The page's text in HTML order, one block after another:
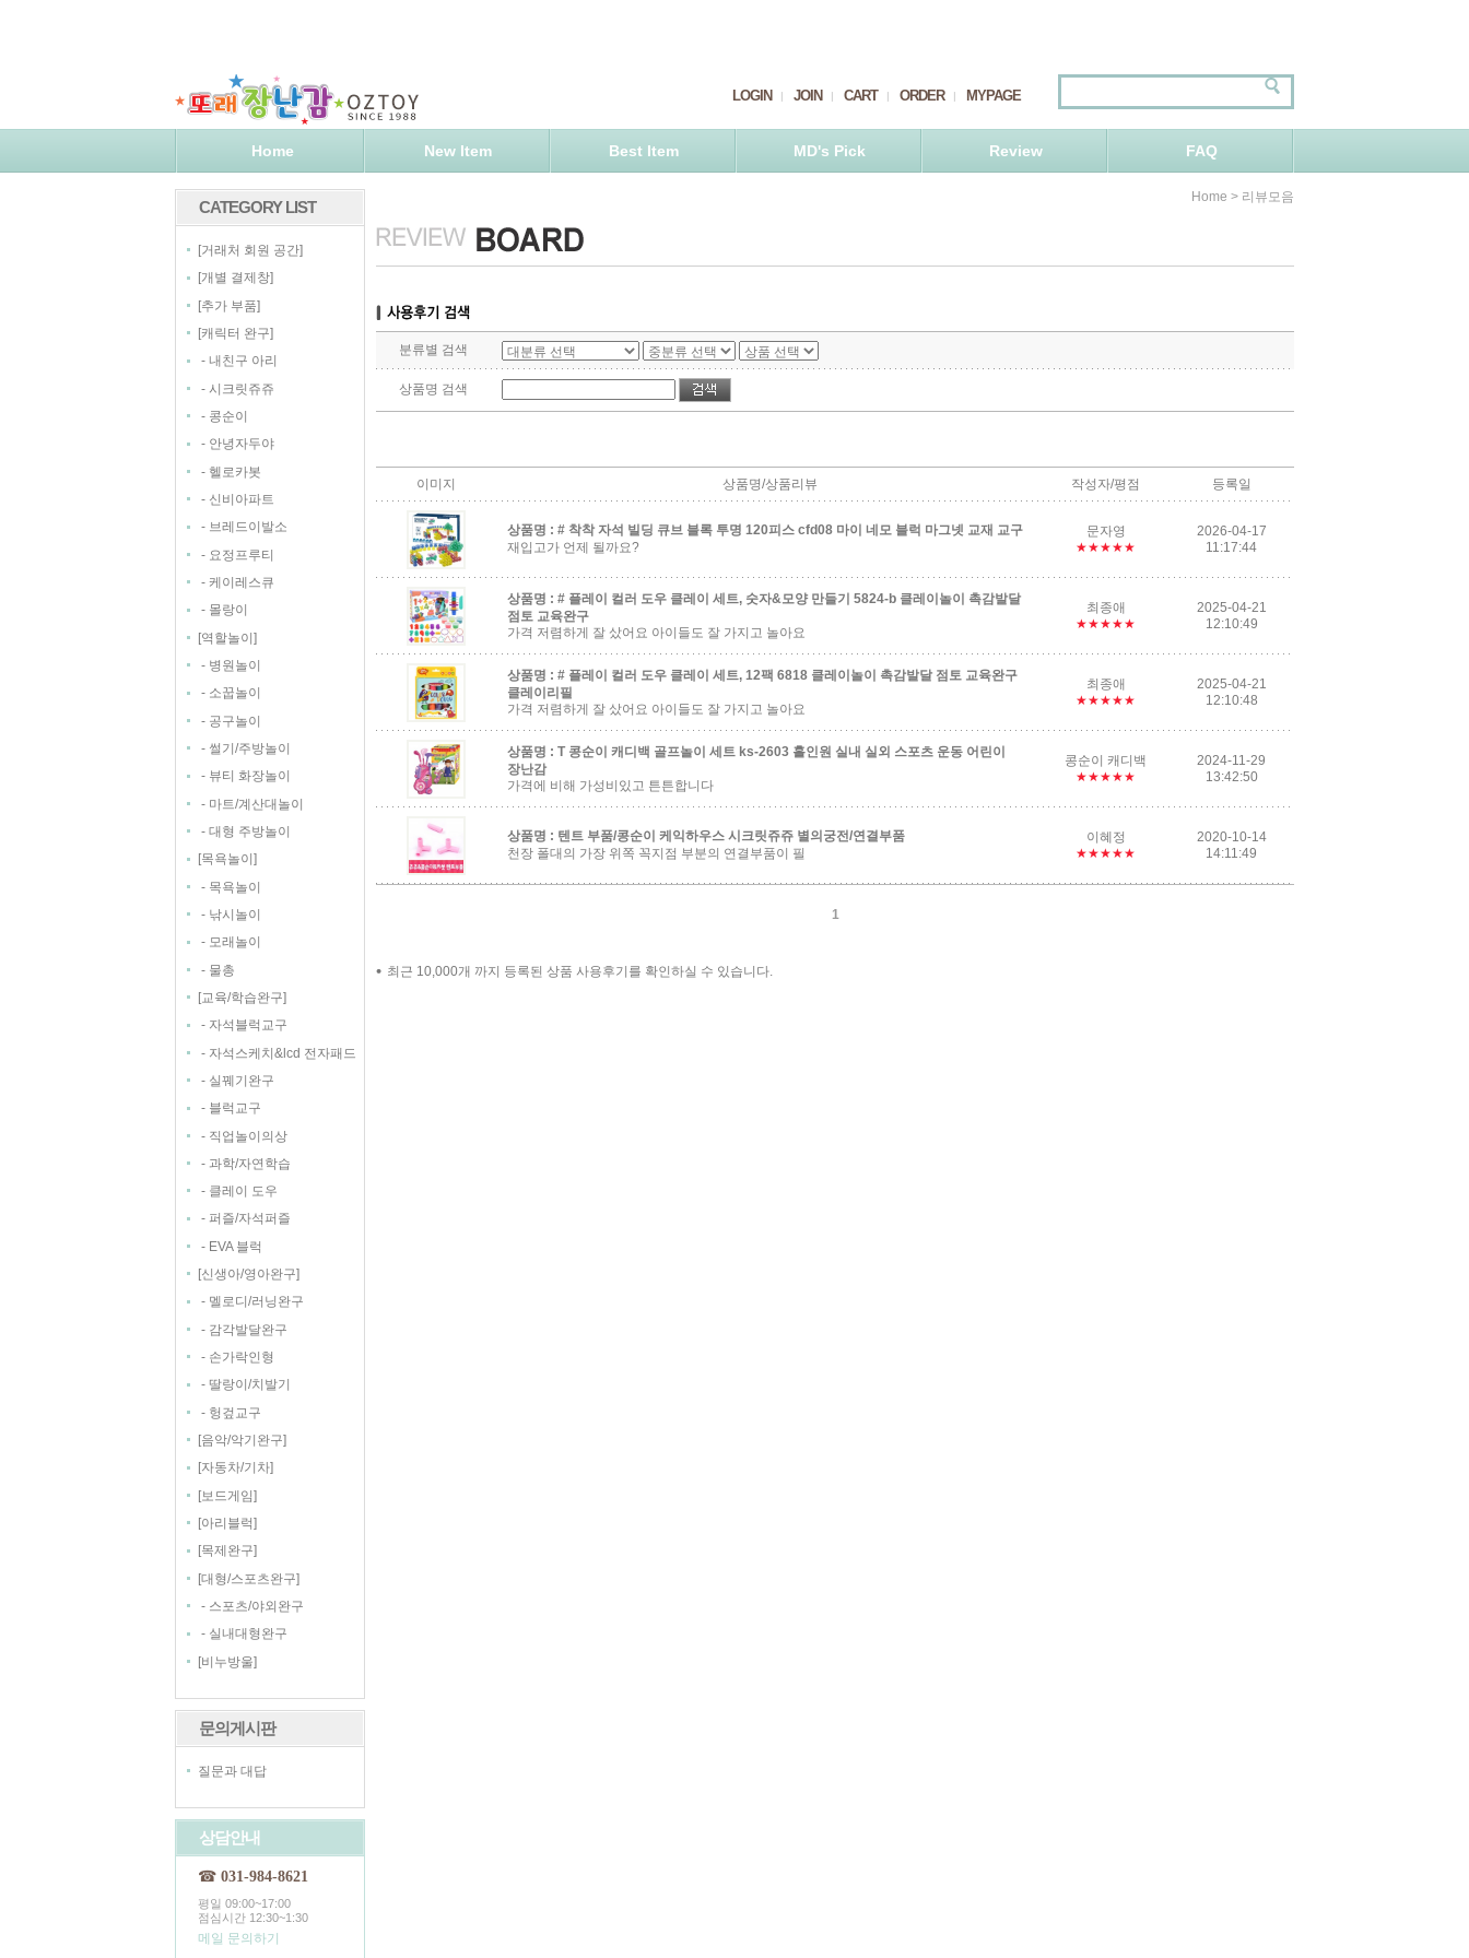
LOGIN JOIN CART ORDER MYPAGE
Home New Item Best Item MD's Pick Review FAQ
CATEGORY LIST
[거래처 회원 공간]
[개별 결제창]
[추가 부품]
[캐릭터 완구]
- 내친구 아리
- 시크릿쥬쥬
- 콩순이
- 안녕자두야
- 헬로카봇
- 신비아파트
- 브레드이발소
- 요정프루티
- 케이레스큐
- 몰랑이
[역할놀이 ]
- 병원놀이
- 소꿉놀이
- 공구놀이
- 썰기/주방놀이
- 뷰티 화장놀이
- 마트/계산대놀이
- 대형 주방놀이
[목욕놀이 ]
- 목욕놀이
- 낚시놀이
- 모래놀이
- 물총
[교육/학습완구]
- 자석블럭교구
- 자석스케치&lcd 전자패드
- 실꿰기완구
- 블럭교구
- 직업놀이의상
- 과학/자연학습
- 클레이 도우
- 퍼즐/자석퍼즐
- EVA 블럭
[신생아/영아완구]
- 멜로디/러닝완구
- 감각발달완구
- 손가락인형
- 딸랑이/치발기
- 헝겊교구
[음악/악기완구]
[자동차/기차]
[보드게임]
[아리블럭]
[목제완구]
[대형/스포츠완구]
- 스포츠/야외완구
- 실내대형완구
[비누방울]
문의게시판
질문과 대답
상담안내
☎ 031-984-8621
평일 09:00~17:00
점심시간 12:30~1:30
메일 문의하기
Home > 리뷰모음
분류별 검색
상품명 검색
이미지 상품명/상품리뷰 작성자/평점 등록일
상품명 : # 착착 자석 빌딩 큐브 블록 투명 120피스 cfd08 마이 네모 블럭 마그넷 교재 교구
재입고가 언제 될까요?
문자영
★★★★★
2026-04-17
11:17:44
상품명 : # 플레이 컬러 도우 클레이 세트, 숫자&모양 만들기 5824-b 클레이놀이 촉감발달
점토 교육완구
가격 저렴하게 잘 샀어요 아이들도 잘 가지고 놀아요
최종애
★★★★★
2025-04-21
12:10:49
상품명 : # 플레이 컬러 도우 클레이 세트, 12팩 6818 클레이놀이 촉감발달 점토 교육완구
클레이리필
가격 저렴하게 잘 샀어요 아이들도 잘 가지고 놀아요
최종애
★★★★★
2025-04-21
12:10:48
상품명 : T 콩순이 캐디백 골프놀이 세트 ks-2603 홀인원 실내 실외 스포츠 운동 어린이
장난감
가격에 비해 가성비있고 튼튼합니다
콩순이 캐디백
★★★★★
2024-11-29
13:42:50
상품명 : 텐트 부품/콩순이 케익하우스 시크릿쥬쥬 별의궁전/연결부품
천장 폴대의 가장 위쪽 꼭지점 부분의 연결부품이 필
이혜정
★★★★★
2020-10-14
14:11:49
1
최근 10,000개 까지 등록된 상품 사용후기를 확인하실 수 있습니다.